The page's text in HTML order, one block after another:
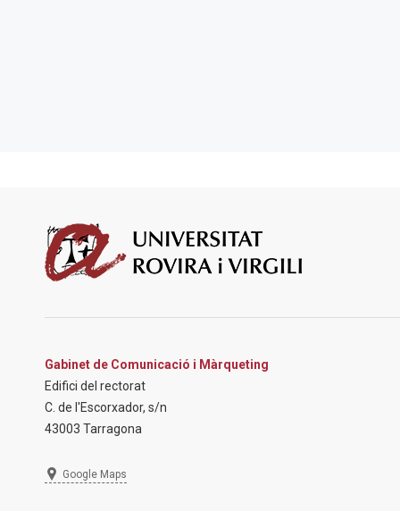
Gabinet de Comunicació i Màrqueting
Edifici del rectorat
C. de l'Escorxador, s/n
43003 Tarragona
Google Maps